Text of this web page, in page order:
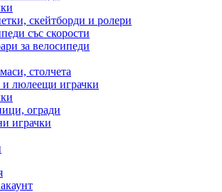
скейтборди и ролери
със скорости
за велосипеди
столчета
люлеещи играчки
огради
играчки